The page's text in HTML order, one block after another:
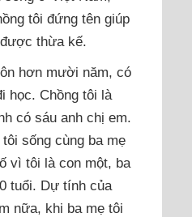
tôi đứng tên giúp
thừa kế.
hơn mười năm, có
học. Chồng tôi là
có sáu anh chị em.
sống cùng ba mẹ
vì tôi là con một, ba
tuổi. Dự tính của
nữa, khi ba mẹ tôi